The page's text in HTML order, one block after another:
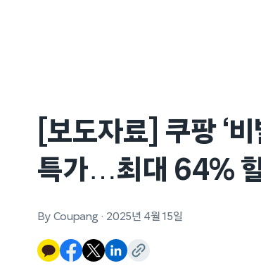
[보도자료] 쿠팡 ‘
특가…최대 64%
By Coupang · 2025년 4월 15일